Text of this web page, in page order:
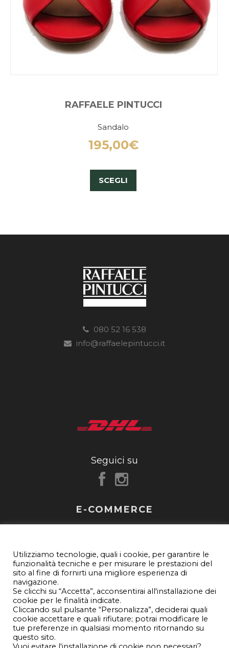
RAFFAELE PINTUCCI
Sandalo
195,00€
SCEGLI
080 52 16 538
info@raffaelepintucci.it
Seguici su
E-COMMERCE
Customer care
Termini e condizioni
Privacy e Cookie Policy
Impostazioni privacy e cookie
Utilizziamo tecnologie, quali i cookie, per garantire le
funzionalità tecniche e per misurare le prestazioni del
sito al fine di fornirti una migliore esperienza di
navigazione.
Se clicchi su “Accetta”, acconsentirai all'installazione dei
cookie per le finalità indicate.
Cliccando sul pulsante “Personalizza”, deciderai quali
cookie accettare e quali rifiutare; potrai modificare le
tue preferenze in qualsiasi momento ritornando su
questo sito.